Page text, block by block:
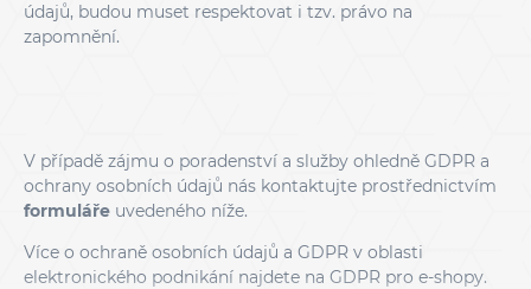
údajů, budou muset respektovat i tzv. právo na
zapomnění.
V případě zájmu o poradenství a služby ohledně GDPR a
ochrany osobních údajů nás kontaktujte prostřednictvím
formuláře uvedeného níže.
Více o ochraně osobních údajů a GDPR v oblasti
elektronického podnikání najdete na GDPR pro e-shopy.